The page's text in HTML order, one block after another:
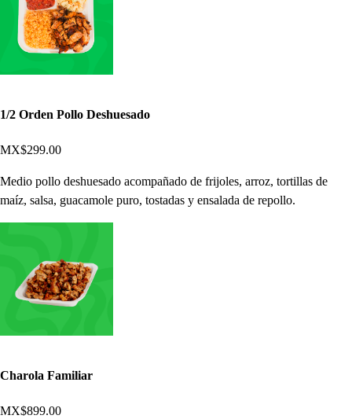
1/2 Orden Pollo Deshuesado
MX$299.00
Medio pollo deshuesado acompañado de frijoles, arroz, tortillas de
maíz, salsa, guacamole puro, tostadas y ensalada de repollo.
Charola Familiar
MX$899.00